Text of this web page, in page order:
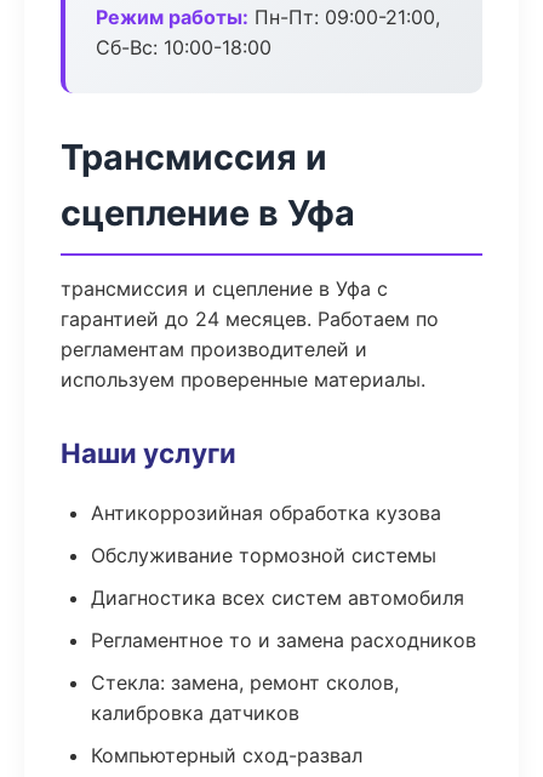
Режим работы: Пн-Пт: 09:00-21:00,
Сб-Вс: 10:00-18:00
Трансмиссия и
сцепление в Уфа
трансмиссия и сцепление в Уфа с
гарантией до 24 месяцев. Работаем по
регламентам производителей и
используем проверенные материалы.
Наши услуги
Антикоррозийная обработка кузова
Обслуживание тормозной системы
Диагностика всех систем автомобиля
Регламентное то и замена расходников
Стекла: замена, ремонт сколов,
калибровка датчиков
Компьютерный сход-развал